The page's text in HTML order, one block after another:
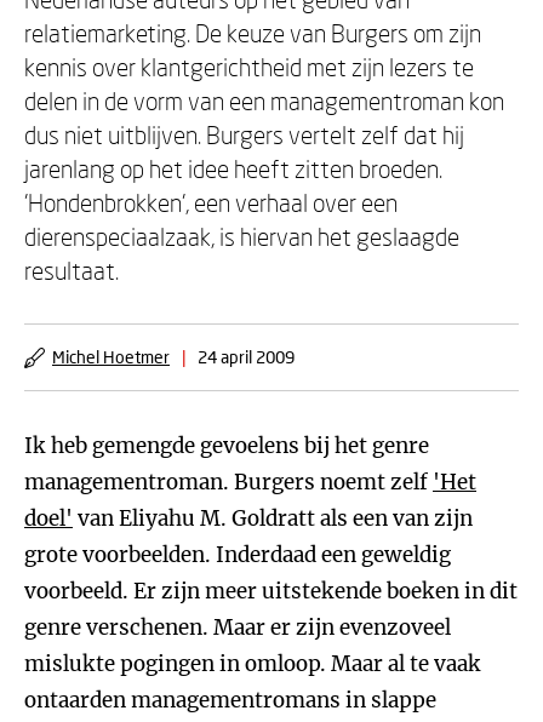
relatiemarketing. De keuze van Burgers om zijn
kennis over klantgerichtheid met zijn lezers te
delen in de vorm van een managementroman kon
dus niet uitblijven. Burgers vertelt zelf dat hij
jarenlang op het idee heeft zitten broeden.
'Hondenbrokken', een verhaal over een
dierenspeciaalzaak, is hiervan het geslaagde
resultaat.
Michel Hoetmer | 24 april 2009
Ik heb gemengde gevoelens bij het genre
managementroman. Burgers noemt zelf 'Het
doel' van Eliyahu M. Goldratt als een van zijn
grote voorbeelden. Inderdaad een geweldig
voorbeeld. Er zijn meer uitstekende boeken in dit
genre verschenen. Maar er zijn evenzoveel
mislukte pogingen in omloop. Maar al te vaak
ontaarden managementromans in slappe